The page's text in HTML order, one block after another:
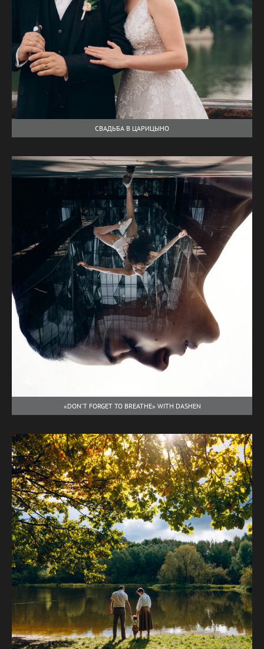
СВАДЬБА В ЦАРИЦЫНО
«DON'T FORGET TO BREATHE» WITH DASHEN